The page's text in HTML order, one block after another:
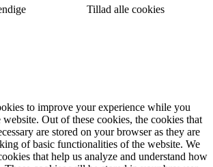
Tillad alle cookies
to improve your experience while you
Out of these cookies, the cookies that
are stored on your browser as they are
of basic functionalities of the website. We
that help us analyze and understand how